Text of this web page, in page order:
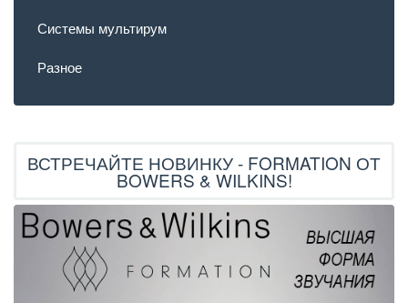
Системы мультирум
Разное
ВСТРЕЧАЙТЕ НОВИНКУ - FORMATION ОТ
BOWERS & WILKINS!